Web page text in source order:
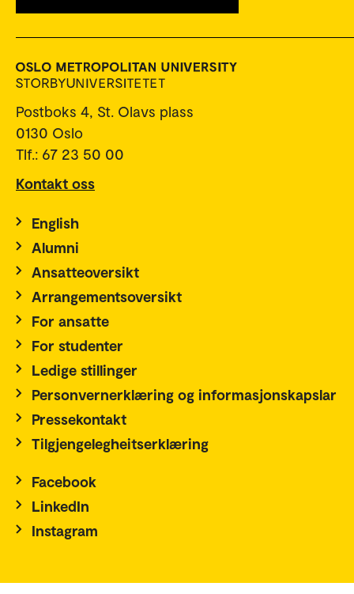
Postboks 4, St. Olavs plass
0130 Oslo
Tlf.: 67 23 50 00
Kontakt oss
English
Alumni
Ansatteoversikt
Arrangementsoversikt
For ansatte
For studenter
Ledige stillinger
Personvernerklæring og informasjonskapslar
Pressekontakt
Tilgjengelegheitserklæring
Facebook
LinkedIn
Instagram